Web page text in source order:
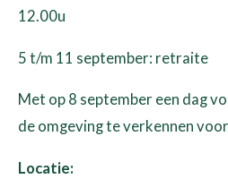
12.00u
5 t/m 11 september: retraite
Met op 8 september een dag
de omgeving te verkennen
Locatie: